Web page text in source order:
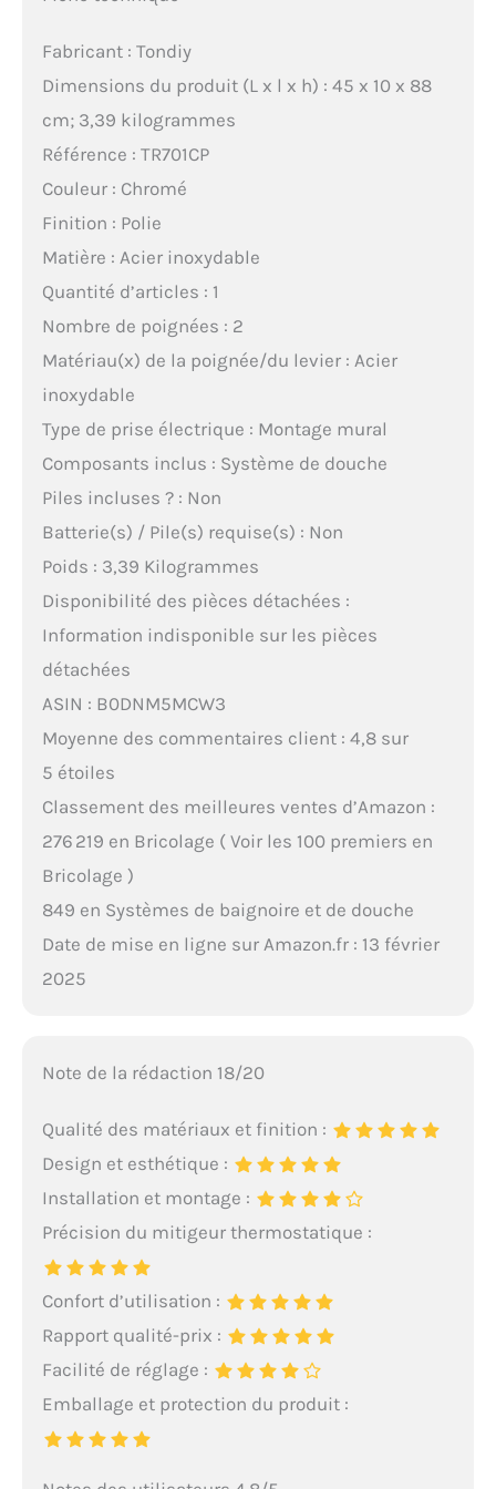
Fabricant : Tondiy
Dimensions du produit (L x l x h) : 45 x 10 x 88
cm; 3,39 kilogrammes
Référence : TR701CP
Couleur : Chromé
Finition : Polie
Matière : Acier inoxydable
Quantité d’articles : 1
Nombre de poignées : 2
Matériau(x) de la poignée/du levier : Acier
inoxydable
Type de prise électrique : Montage mural
Composants inclus : Système de douche
Piles incluses ? : Non
Batterie(s) / Pile(s) requise(s) : Non
Poids : 3,39 Kilogrammes
Disponibilité des pièces détachées :
Information indisponible sur les pièces
détachées
ASIN : B0DNM5MCW3
Moyenne des commentaires client : 4,8 sur
5 étoiles
Classement des meilleures ventes d’Amazon :
276 219 en Bricolage ( Voir les 100 premiers en
Bricolage )
849 en Systèmes de baignoire et de douche
Date de mise en ligne sur Amazon.fr : 13 février
2025
Note de la rédaction 18/20
Qualité des matériaux et finition :
Design et esthétique :
Installation et montage :
Précision du mitigeur thermostatique :
Confort d’utilisation :
Rapport qualité-prix :
Facilité de réglage :
Emballage et protection du produit :